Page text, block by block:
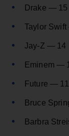
Drake — 15
Taylor
Jay‑Z — 14
Eminem —
Future — 11
Bruce
Barbra